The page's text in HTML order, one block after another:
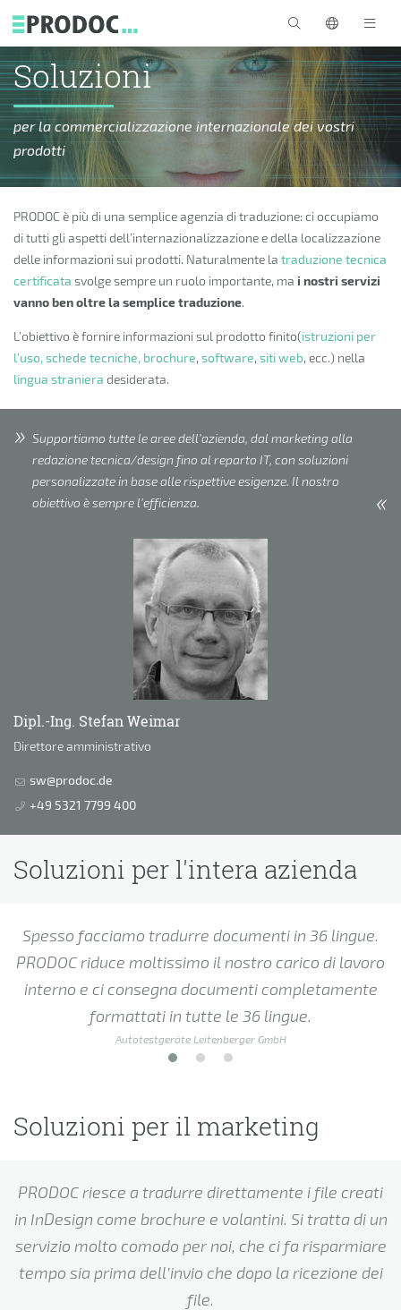
Soluzioni
per la commercializzazione internazionale dei vostri
prodotti
PRODOC è più di una semplice agenzia di traduzione: ci occupiamo
di tutti gli aspetti dell’internazionalizzazione e della localizzazione
delle informazioni sui prodotti. Naturalmente la traduzione tecnica
certificata svolge sempre un ruolo importante, ma i nostri servizi
vanno ben oltre la semplice traduzione.
L’obiettivo è fornire informazioni sul prodotto finito(istruzioni per
l’uso, schede tecniche, brochure, software, siti web, ecc.) nella
lingua straniera desiderata.
Supportiamo tutte le aree dell’azienda, dal marketing alla
redazione tecnica/design fino al reparto IT, con soluzioni
personalizzate in base alle rispettive esigenze. Il nostro
obiettivo è sempre l’efficienza.
Dipl.-Ing. Stefan Weimar
Direttore amministrativo
sw@prodoc.de
+49 5321 7799 400
Soluzioni per l'intera azienda
Spesso facciamo tradurre documenti in 36 lingue.
PRODOC riduce moltissimo il nostro carico di lavoro
interno e ci consegna documenti completamente
formattati in tutte le 36 lingue.
Autotestgeräte Leitenberger GmbH
Soluzioni per il marketing
PRODOC riesce a tradurre direttamente i file creati
in InDesign come brochure e volantini. Si tratta di un
servizio molto comodo per noi, che ci fa risparmiare
tempo sia prima dell’invio che dopo la ricezione dei
file.